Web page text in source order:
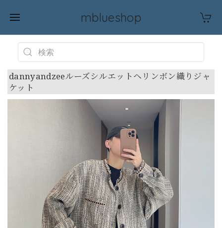
mblueshop
dannyandzeeルーズシルエットヘリンボン織りジャ
ケット